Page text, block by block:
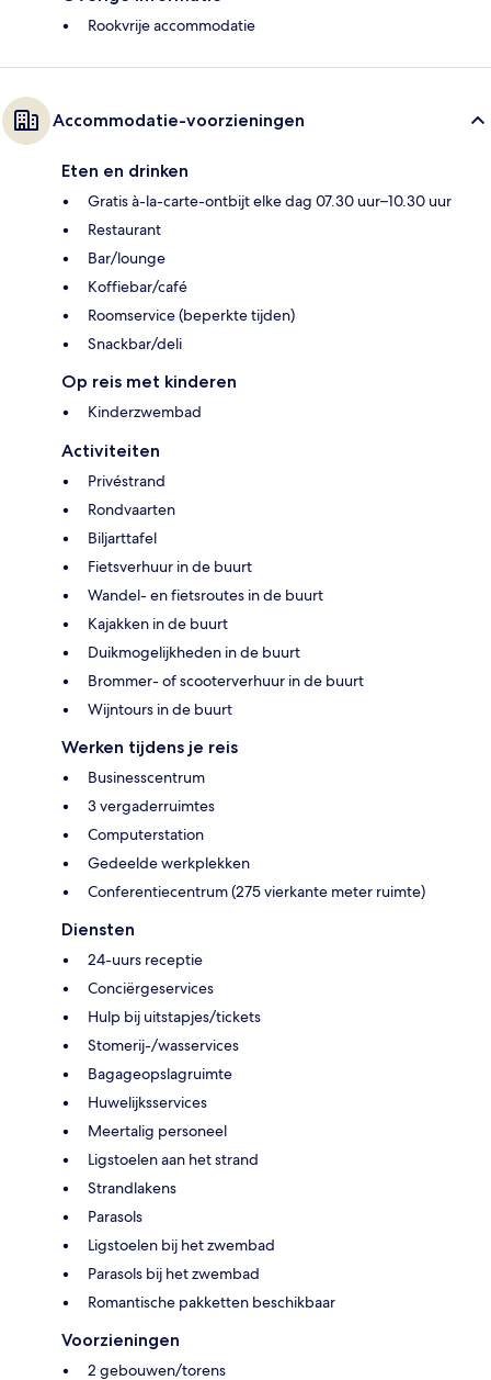
Rookvrije accommodatie
Accommodatie-voorzieningen
Eten en drinken
Gratis à-la-carte-ontbijt elke dag 07.30 uur–10.30 uur
Restaurant
Bar/lounge
Koffiebar/café
Roomservice (beperkte tijden)
Snackbar/deli
Op reis met kinderen
Kinderzwembad
Activiteiten
Privéstrand
Rondvaarten
Biljarttafel
Fietsverhuur in de buurt
Wandel- en fietsroutes in de buurt
Kajakken in de buurt
Duikmogelijkheden in de buurt
Brommer- of scooterverhuur in de buurt
Wijntours in de buurt
Werken tijdens je reis
Businesscentrum
3 vergaderruimtes
Computerstation
Gedeelde werkplekken
Conferentiecentrum (275 vierkante meter ruimte)
Diensten
24-uurs receptie
Conciërgeservices
Hulp bij uitstapjes/tickets
Stomerij-/wasservices
Bagageopslagruimte
Huwelijksservices
Meertalig personeel
Ligstoelen aan het strand
Strandlakens
Parasols
Ligstoelen bij het zwembad
Parasols bij het zwembad
Romantische pakketten beschikbaar
Voorzieningen
2 gebouwen/torens